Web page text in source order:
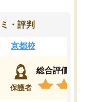
・評判
京都校
保護者
総合評価